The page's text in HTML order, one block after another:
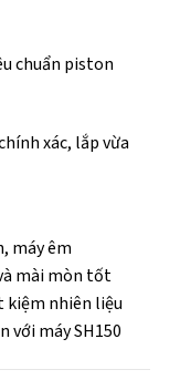
chuẩn piston
xác, lắp vừa
máy êm
mài mòn tốt
kiệm nhiên liệu
với máy SH150